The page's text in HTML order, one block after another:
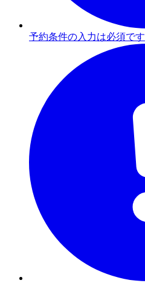
予約条件の入力は必須です